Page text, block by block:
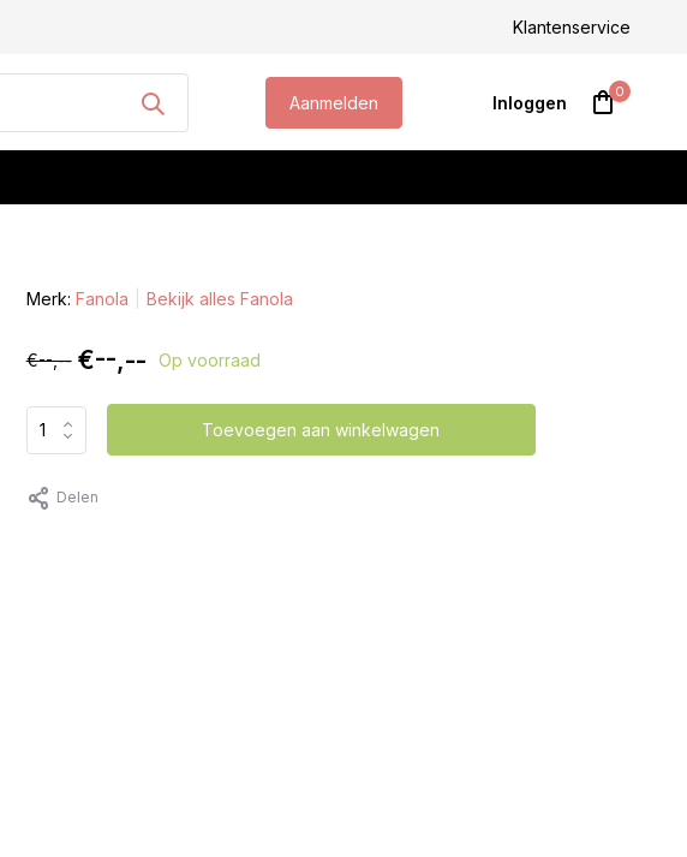
Klantenservice
Aanmelden Inloggen
0
Merk: Fanola Bekijk alles Fanola
€--,-- €--,-- Op voorraad
Toevoegen aan winkelwagen
Delen